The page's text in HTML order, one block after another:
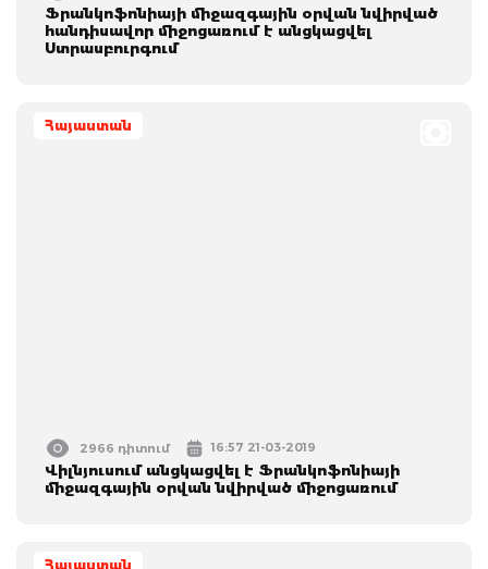
Ֆրանկոֆոնիայի միջազգային օրվան նվիրված
հանդիսավոր միջոցառում է անցկացվել
Ստրասբուրգում
Հայաստան
2966 դիտում 16:57 21-03-2019
Վիլնյուսում անցկացվել է Ֆրանկոֆոնիայի
միջազգային օրվան նվիրված միջոցառում
Հայաստան